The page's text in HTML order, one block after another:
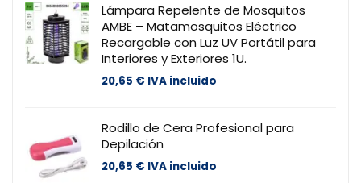
Lámpara Repelente de Mosquitos
AMBE – Matamosquitos Eléctrico
Recargable con Luz UV Portátil para
Interiores y Exteriores 1U.
20,65 € IVA incluido
Rodillo de Cera Profesional para
Depilación
20,65 € IVA incluido